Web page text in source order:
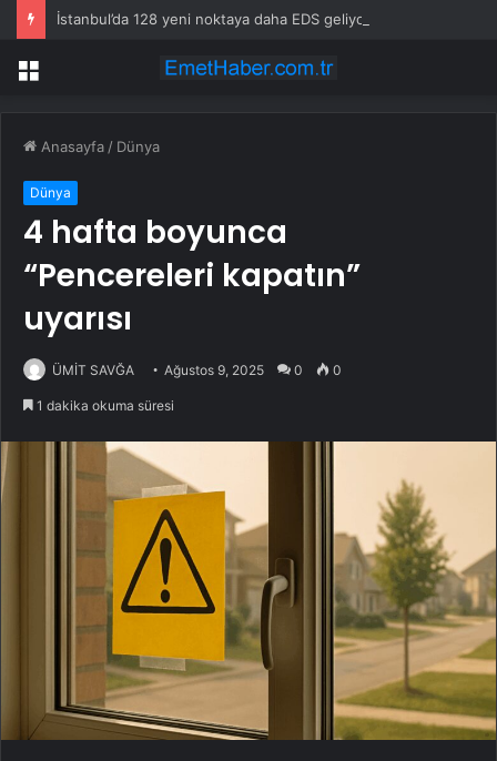
İstanbul’da 128 yeni noktaya daha EDS geliyor
Menü
Anasayfa / Dünya
Dünya
4 hafta boyunca
“Pencereleri kapatın”
uyarısı
ÜMİT SAVĞA Ağustos 9, 2025 0 0
1 dakika okuma süresi